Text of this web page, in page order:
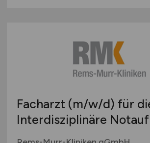
Facharzt (m/w/d) für
Interdisziplinäre